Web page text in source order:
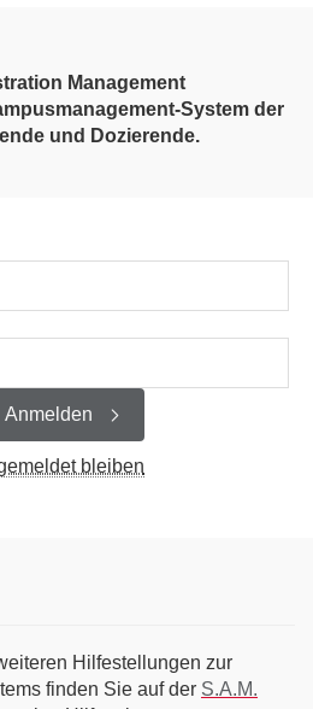
Management
System der
und Dozierende.
Anmelden
bleiben
Hilfestellungen zur
finden Sie auf der S.A.M.